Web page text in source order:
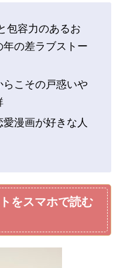
包容力のあるお
年の差ラブストー
こその戸惑いや
漫画が好きな人
をスマホで読む